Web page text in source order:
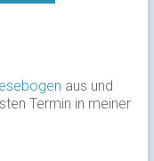
aus und
Termin in meiner